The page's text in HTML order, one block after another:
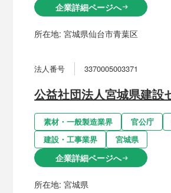
企業詳細ページへarrow_right_alt
所在地:宮城県仙台市青葉区
法人番号 3370005003371
公益社団法人宮城県建設
素材・一般製造業界 官公庁
建設・工事業界
宮城県
企業詳細ページへarrow_right_alt
所在地:宮城県